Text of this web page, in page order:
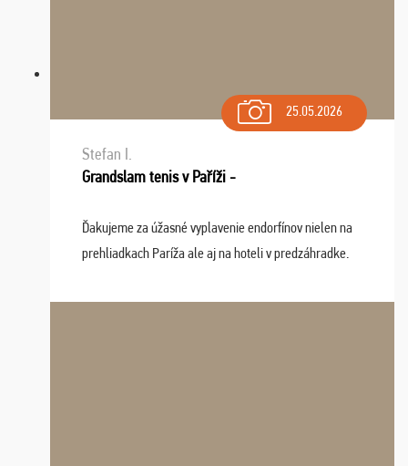
25.05.2026
Stefan I.
Grandslam tenis v Paříži -
Ďakujeme za úžasné vyplavenie endorfínov nielen na
prehliadkach Paríža ale aj na hoteli v predzáhradke.
spomínať a zväžujeme repete budúci rok : ...